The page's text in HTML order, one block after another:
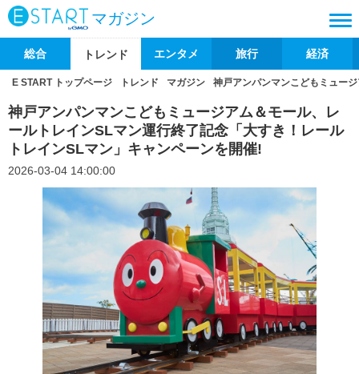
マガジン
総合 トレンド エンタメ 旅行 経済
E START トップページ トレンド マガジン 神戸アンパンマンこどもミュー
神戸アンパンマンこどもミュージアム＆モール、レ
ールトレインSLマン運行終了記念「大すき！レール
トレインSLマン」キャンペーンを開催!
2026-03-04 14:00:00